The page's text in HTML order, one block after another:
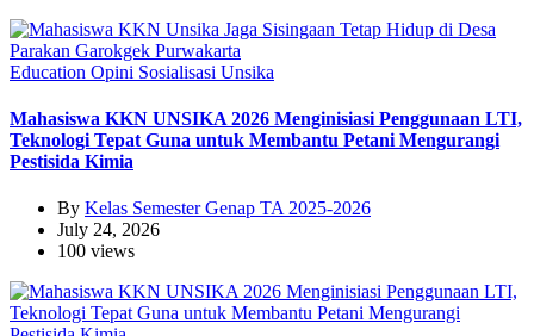
Education Opini Sosialisasi Unsika
Mahasiswa KKN UNSIKA 2026 Menginisiasi Penggunaan LTI,
Teknologi Tepat Guna untuk Membantu Petani Mengurangi
Pestisida Kimia
By Kelas Semester Genap TA 2025-2026
July 24, 2026
100 views